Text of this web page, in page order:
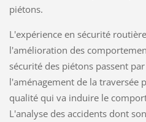
piétons.
L'expérience en sécurité
l'amélioration des
sécurité des piétons passent
l'aménagement de la traversée
qualité qui va induire le
L'analyse des accidents dont